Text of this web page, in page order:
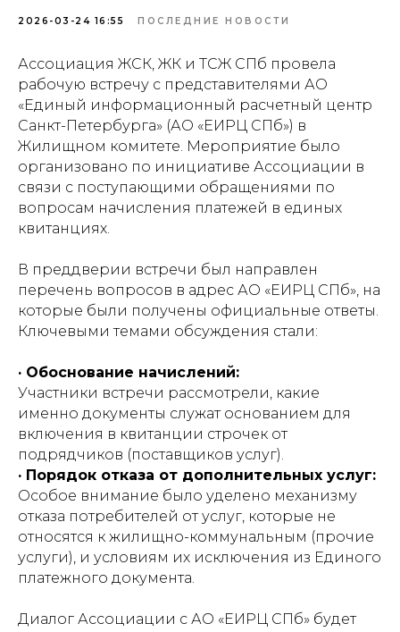
2026-03-24 16:55 ПОСЛЕДНИЕ НОВОСТИ
Ассоциация ЖСК, ЖК и ТСЖ СПб провела
рабочую встречу с представителями АО
«Единый информационный расчетный центр
Санкт-Петербурга» (АО «ЕИРЦ СПб») в
Жилищном комитете. Мероприятие было
организовано по инициативе Ассоциации в
связи с поступающими обращениями по
вопросам начисления платежей в единых
квитанциях.
В преддверии встречи был направлен
перечень вопросов в адрес АО «ЕИРЦ СПб», на
которые были получены официальные ответы.
Ключевыми темами обсуждения стали:
· Обоснование начислений:
Участники встречи рассмотрели, какие
именно документы служат основанием для
включения в квитанции строчек от
подрядчиков (поставщиков услуг).
· Порядок отказа от дополнительных услуг:
Особое внимание было уделено механизму
отказа потребителей от услуг, которые не
относятся к жилищно-коммунальным (прочие
услуги), и условиям их исключения из Единого
платежного документа.
Диалог Ассоциации с АО «ЕИРЦ СПб» будет